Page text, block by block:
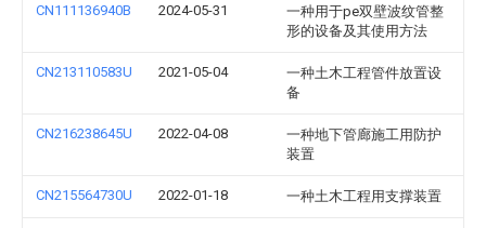
CN111136940B 2024-05-31
一种用于pe双壁波纹管整
形的设备及其使用方法
CN213110583U 2021-05-04
一种土木工程管件放置设
备
CN216238645U 2022-04-08
一种地下管廊施工用防护
装置
CN215564730U 2022-01-18 一种土木工程用支撑装置